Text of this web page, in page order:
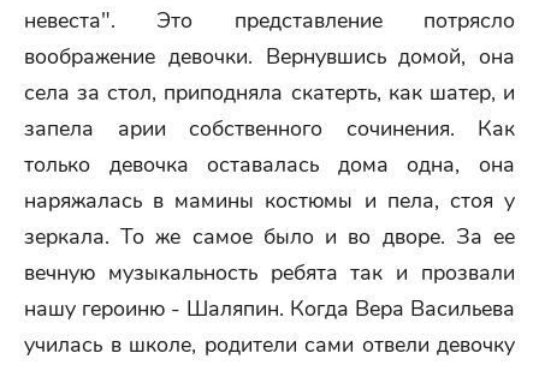
невеста". Это представление потрясло
воображение девочки. Вернувшись домой, она
села за стол, приподняла скатерть, как шатер, и
запела арии собственного сочинения. Как
только девочка оставалась дома одна, она
наряжалась в мамины костюмы и пела, стоя у
зеркала. То же самое было и во дворе. За ее
вечную музыкальность ребята так и прозвали
нашу героиню - Шаляпин. Когда Вера Васильева
училась в школе, родители сами отвели девочку